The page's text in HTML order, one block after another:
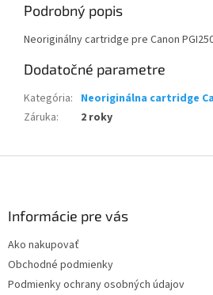
Podrobný popis
Neoriginálny cartridge pre Canon
Dodatočné parametre
Kategória: Neoriginálna cartridge
Záruka: 2 roky
Informácie pre vás
Ako nakupovať
Obchodné podmienky
Podmienky ochrany osobných údajov